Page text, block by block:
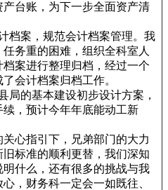
台账，为下一步全面资产清
档案，规范会计档案管理。我
务重的困难，组织全科室人
档案进行整理归档，经过一个
会计档案归档工作。
局的基本建设初步设计方案，
，预计今年年底能动工新
心指引下，兄弟部门的大力
标准的顺利更替，我们深知
明什么，还有很多的挑战与我
，财务科一定会一如既往、